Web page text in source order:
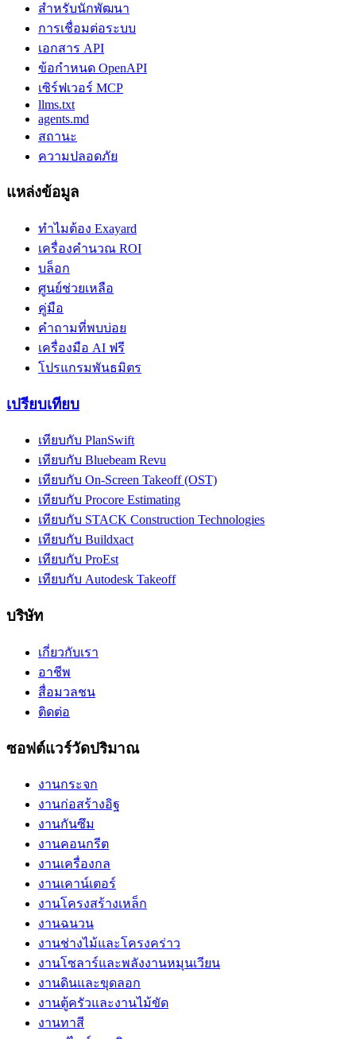
สำหรับนักพัฒนา
การเชื่อมต่อระบบ
เอกสาร API
ข้อกำหนด OpenAPI
เซิร์ฟเวอร์ MCP
llms.txt
agents.md
สถานะ
ความปลอดภัย
แหล่งข้อมูล
ทำไมต้อง Exayard
เครื่องคำนวณ ROI
บล็อก
ศูนย์ช่วยเหลือ
คู่มือ
คำถามที่พบบ่อย
เครื่องมือ AI ฟรี
โปรแกรมพันธมิตร
เปรียบเทียบ
เทียบกับ PlanSwift
เทียบกับ Bluebeam Revu
เทียบกับ On-Screen Takeoff (OST)
เทียบกับ Procore Estimating
เทียบกับ STACK Construction Technologies
เทียบกับ Buildxact
เทียบกับ ProEst
เทียบกับ Autodesk Takeoff
บริษัท
เกี่ยวกับเรา
อาชีพ
สื่อมวลชน
ติดต่อ
ซอฟต์แวร์วัดปริมาณ
งานกระจก
งานก่อสร้างอิฐ
งานกันซึม
งานคอนกรีต
งานเครื่องกล
งานเคาน์เตอร์
งานโครงสร้างเหล็ก
งานฉนวน
งานช่างไม้และโครงคร่าว
งานโซลาร์และพลังงานหมุนเวียน
งานดินและขุดลอก
งานตู้ครัวและงานไม้ขัด
งานทาสี